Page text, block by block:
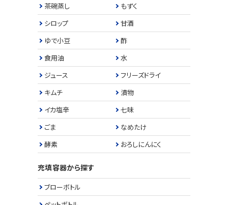
茶碗蒸し
もずく
シロップ
甘酒
ゆで小豆
酢
食用油
水
ジュース
フリーズドライ
キムチ
漬物
イカ塩辛
七味
ごま
なめたけ
酵素
おろしにんにく
充填容器から探す
ブローボトル